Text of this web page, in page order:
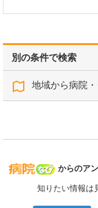
別の条件で検索
地域から病院
病院なび
からのア
知りたい情報は